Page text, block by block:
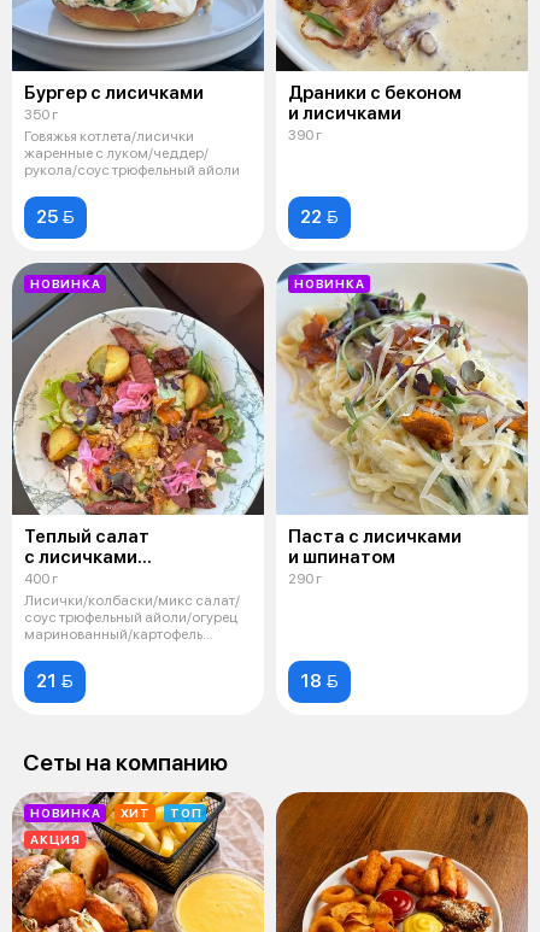
Бургер с лисичками
350 г
Говяжья котлета/лисички
жаренные с луком/чеддер/
рукола/соус трюфельный айоли
25 
Драники с беконом
и лисичками
390 г
22 
НОВИНКА
Теплый салат
с лисичками
и охотничьими
колбасками
400 г
Лисички/колбаски/микс салат/
соус трюфельный айоли/огурец
маринованный/картофель
21 
НОВИНКА
Паста с лисичками
и шпинатом
290 г
18 
Сеты на компанию
НОВИНКА ХИТ
ТОП
АКЦИЯ